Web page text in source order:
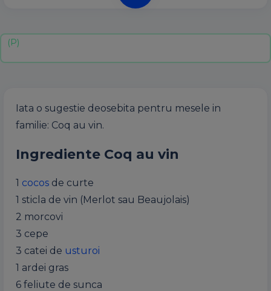
Iata o sugestie deosebita pentru mesele in
familie: Coq au vin.
Ingrediente Coq au vin
1 cocos de curte
1 sticla de vin (Merlot sau Beaujolais)
2 morcovi
3 cepe
3 catei de usturoi
1 ardei gras
6 feliute de sunca